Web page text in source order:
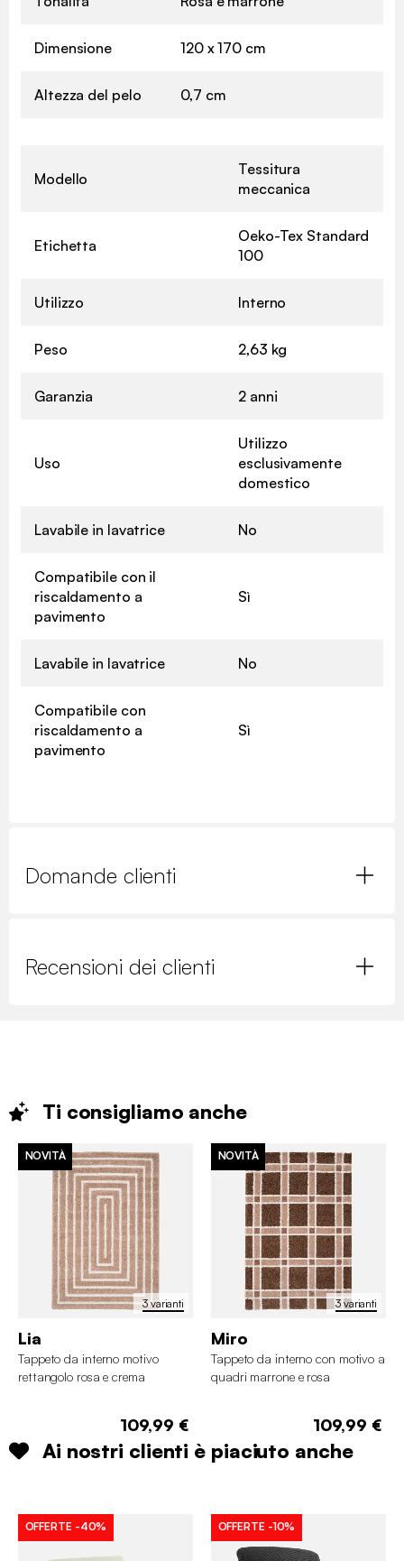
Dimensione 120 x 170 cm
Altezza del pelo 0,7 cm
Modello
Tessitura
meccanica
Etichetta
Oeko-Tex Standard
100
Utilizzo Interno
Peso 2,63 kg
Garanzia 2 anni
Uso
Utilizzo
esclusivamente
domestico
Lavabile in lavatrice No
Compatibile con il
riscaldamento a
pavimento
Sì
Lavabile in lavatrice No
Compatibile con
riscaldamento a
pavimento
Sì
Domande clienti
Recensioni dei clienti
Ti consigliamo anche
3 varianti
NOVITÀ
Lia
Tappeto da interno motivo
rettangolo rosa e crema
109,99 €
3 varianti
NOVITÀ
Miro
Tappeto da interno con motivo a
quadri marrone e rosa
109,99 €
Ai nostri clienti è piaciuto anche
OFFERTE -40% OFFERTE -10%